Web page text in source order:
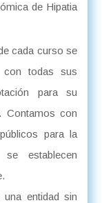
de Hipatia
cada curso se
todas sus
para su
Contamos con
para la
establecen
entidad sin